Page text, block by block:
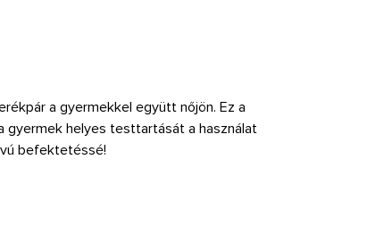
a gyermekkel együtt nőjön. Ez a
gyermek helyes testtartását a használat
befektetéssé!